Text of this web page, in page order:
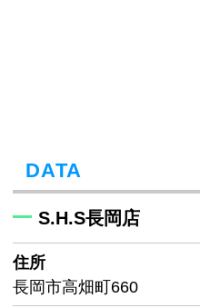
DATA
S.H.S長岡店
住所
長岡市高畑町660